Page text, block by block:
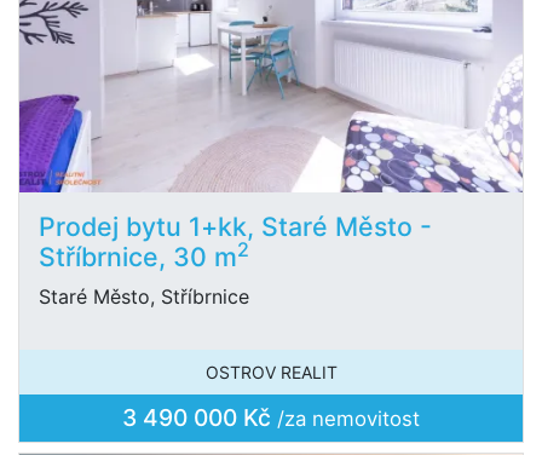
Prodej bytu 1+kk, Staré Město -
Stříbrnice, 30 m2
Staré Město, Stříbrnice
OSTROV REALIT
3 490 000 Kč /za nemovitost